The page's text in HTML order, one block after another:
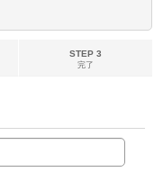
STEP 3
完了